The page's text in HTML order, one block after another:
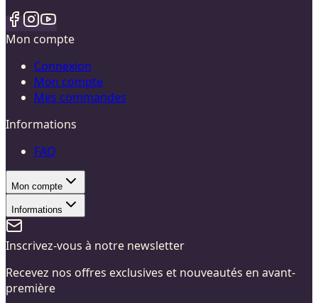
Mon compte
Connexion
Mon compte
Mes commandes
Informations
FAQ
Mon compte
Informations
Inscrivez-vous à notre newsletter
Recevez nos offres exclusives et nouveautés en avant-
première